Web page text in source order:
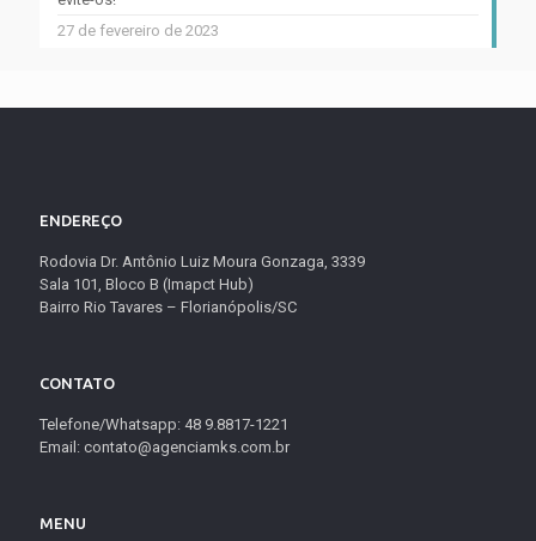
27 de fevereiro de 2023
ENDEREÇO
Rodovia Dr. Antônio Luiz Moura Gonzaga, 3339
Sala 101, Bloco B (Imapct Hub)
Bairro Rio Tavares – Florianópolis/SC
CONTATO
Telefone/Whatsapp: 48 9.8817-1221
Email: contato@agenciamks.com.br
MENU